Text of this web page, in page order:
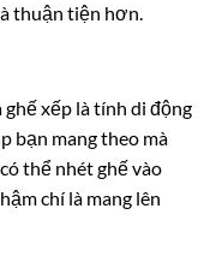
thuận tiện hơn.
xếp là tính di động
bạn mang theo mà
thể nhét ghế vào
chí là mang lên